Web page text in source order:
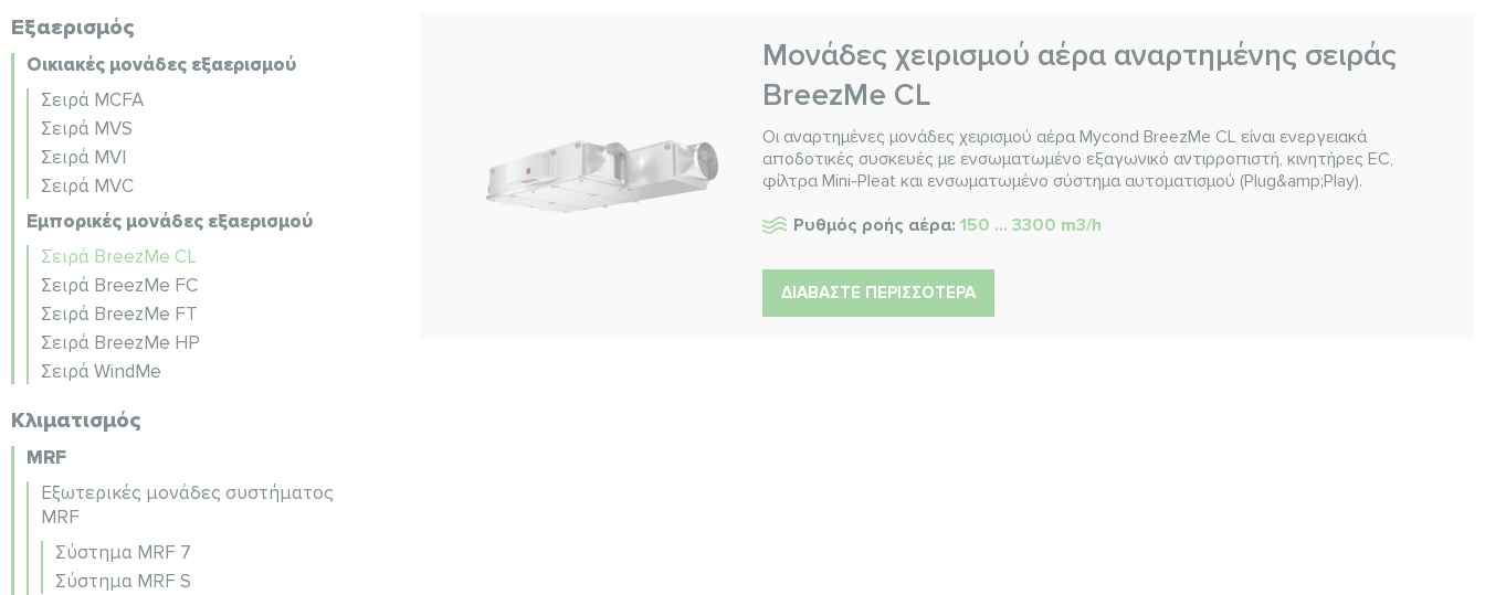
Εξαερισμός
Οικιακές μονάδες εξαερισμού
Σειρά MCFA
Σειρά MVS
Σειρά MVI
Σειρά MVC
Εμπορικές μονάδες εξαερισμού
Σειρά BreezMe CL
Σειρά BreezMe FC
Σειρά BreezMe FT
Σειρά BreezMe HP
Σειρά WindMe
Κλιματισμός
MRF
Εξωτερικές μονάδες συστήματος
MRF
Σύστημα MRF 7
Σύστημα MRF S
Μονάδες χειρισμού αέρα αναρτημένης σειράς
BreezMe CL
Οι αναρτημένες μονάδες χειρισμού αέρα Mycond BreezMe CL είναι ενεργειακά
αποδοτικές συσκευές με ενσωματωμένο εξαγωνικό αντιρροπιστή, κινητήρες EC,
φίλτρα Mini-Pleat και ενσωματωμένο σύστημα αυτοματισμού (Plug&amp;Play).
Ρυθμός ροής αέρα: 150 ... 3300 m3/h
ΔΙΑΒΆΣΤΕ ΠΕΡΙΣΣΌΤΕΡΑ